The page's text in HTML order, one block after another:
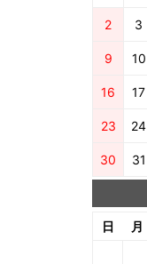
2 3
9 10
16 17
23 24
30 31
日 月